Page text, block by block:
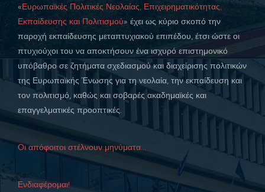
«Ευρωπαϊκές Πολιτικές Νεολαίας, Επιχειρηματικότητας,
Εκπαίδευσης και Πολιτισμού» έχει ως κύριο σκοπό την
παροχή εκπαίδευσης μεταπτυχιακού επιπέδου, έτσι ώστε οι
πτυχιούχοι του να αποκτήσουν ένα ισχυρό επιστημονικό
υπόβαθρο σε ζητήματα σχεδιασμού και διαχείρισης πολιτικών
της Ευρωπαϊκής Ένωσης για τη νεολαία, την εκπαίδευση και
τον πολιτισμό, καθώς και σοβαρές ακαδημαϊκές και
επαγγελματικές προοπτικές.
Οι απόφοιτοι στέλνουν μηνύματα...
Ενδιαφέρομαι!